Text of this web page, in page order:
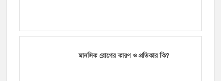
মানসিক রোগের কারণ ও প্রতিকার কি?